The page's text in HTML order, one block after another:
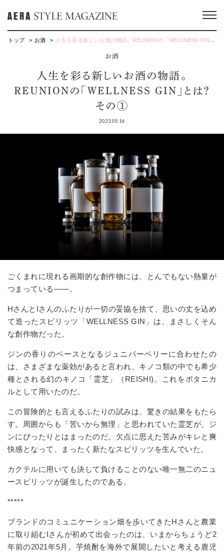
トップ お酒 人生を彩る新しいお酒の物語。REUNIONの「WELLNESS GIN」とは？ その①
お酒
人生を彩る新しいお酒の物語。
REUNIONの「WELLNESS GIN」とは？
その①
2023.05.16
ごくまれに現れる画期的な創作物には、とんでもない熱量が
つまっている――。
HさんとIさんのふたりが一切の妥協を捨て、思いの丈を込め
て造ったスピリッツ「WELLNESS GIN」は、まさしくそん
な創作物だった。
ジンの香りのベースとなるジュニパーベリーに合わせたの
は、さまざまな薬効があると言われ、キノコ類の中でも希少
種とされる幻のキノコ「霊芝」（REISHI)。これをボタニカ
ルとして用いたのだ。
この冒険的とも言えるふたりの試みは、驚きの結果をもたら
す。周囲からも「苦いから無理」と思われていた霊芝が、ジ
ンにぴったりとはまったのだ。欠点に思えた苦みがキレと爽
快感となって、まったく新たなスピリッツ を生んでいた。
カクテルに用いても決して負けることのない唯一無二のニュ
ースピリッツが誕生したのである。
*****
ブランドのコミュニケーション畑を歩いてきたHさんと 農業
に取り組むIさんが初めて出会ったのは、いまからちょうど2
年前の2021年5月。芋焼酎を海外で展開したいと考える鹿児